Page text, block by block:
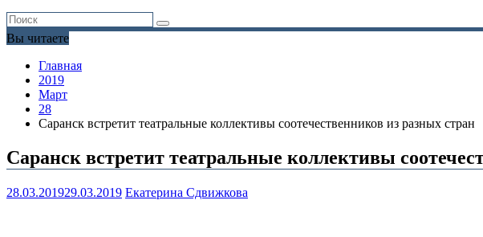
Вы читаете
Главная
2019
Март
28
Саранск встретит театральные коллективы соотечественников из разных стран
Саранск встретит театральные коллективы
28.03.201929.03.2019 Екатерина Сдвижкова